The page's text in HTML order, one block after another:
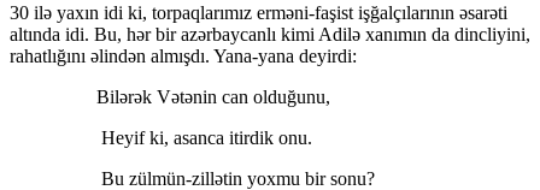
30 ilə yaxın idi ki, torpaqlarımız erməni-faşist işğalçılarının əsarəti
altında idi. Bu, hər bir azərbaycanlı kimi Adilə xanımın da dincliyini,
rahatlığını əlindən almışdı. Yana-yana deyirdi:
Bilərək Vətənin can olduğunu,
Heyif ki, asanca itirdik onu.
Bu zülmün-zillətin yoxmu bir sonu?